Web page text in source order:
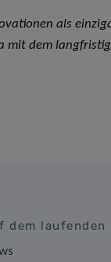
als
mit dem
dem laufenden